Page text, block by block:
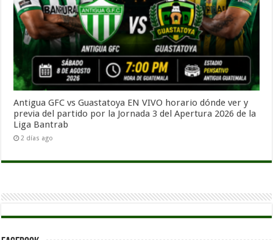
Antigua GFC vs Guastatoya EN VIVO horario dónde ver y
previa del partido por la Jornada 3 del Apertura 2026 de la
Liga Bantrab
2 días ago